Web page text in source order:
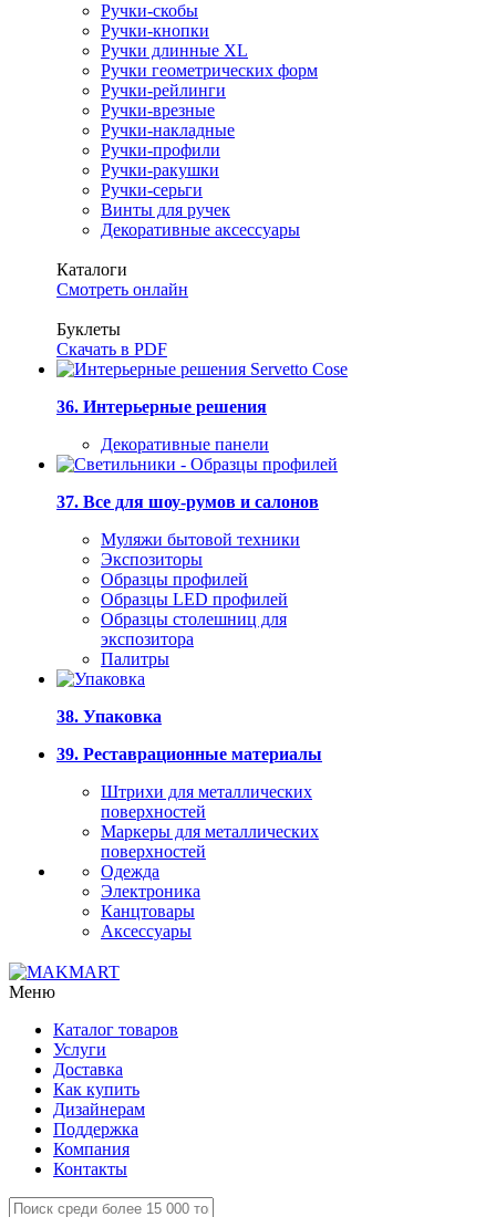
Ручки-скобы
Ручки-кнопки
Ручки длинные XL
Ручки геометрических форм
Ручки-рейлинги
Ручки-врезные
Ручки-накладные
Ручки-профили
Ручки-ракушки
Ручки-серьги
Винты для ручек
Декоративные аксессуары
Каталоги
Смотреть онлайн
Буклеты
Скачать в PDF
36. Интерьерные решения
Декоративные панели
37. Все для шоу-румов и салонов
Муляжи бытовой техники
Экспозиторы
Образцы профилей
Образцы LED профилей
Образцы столешниц для
экспозитора
Палитры
38. Упаковка
39. Реставрационные материалы
Штрихи для металлических
поверхностей
Маркеры для металлических
поверхностей
Одежда
Электроника
Канцтовары
Аксессуары
Меню
Каталог товаров
Услуги
Доставка
Как купить
Дизайнерам
Поддержка
Компания
Контакты